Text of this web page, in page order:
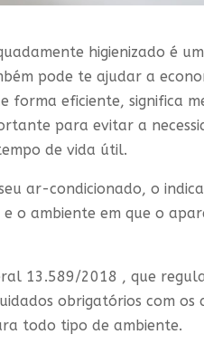
higienizado é
pode te ajudar a
forma eficiente, significa
para evitar a
de vida útil.
ar-condicionado, o
o ambiente em que o
13.589/2018 , que
obrigatórios com os
todo tipo de ambiente.